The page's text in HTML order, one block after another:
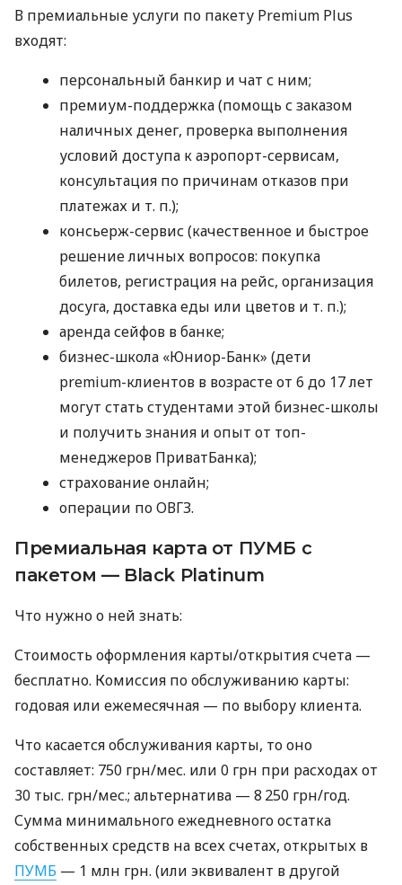
В премиальные услуги по пакету Premium Plus
входят:
персональный банкир и чат с ним;
премиум-поддержка (помощь с заказом
наличных денег, проверка выполнения
условий доступа к аэропорт-сервисам,
консультация по причинам отказов при
платежах и т. п.);
консьерж-сервис (качественное и быстрое
решение личных вопросов: покупка
билетов, регистрация на рейс, организация
досуга, доставка еды или цветов и т. п.);
аренда сейфов в банке;
бизнес-школа «Юниор-Банк» (дети
premium-клиентов в возрасте от 6 до 17 лет
могут стать студентами этой бизнес-школы
и получить знания и опыт от топ-
менеджеров ПриватБанка);
страхование онлайн;
операции по ОВГЗ.
Премиальная карта от ПУМБ с
пакетом — Black Platinum
Что нужно о ней знать:
Стоимость оформления карты/открытия счета —
бесплатно. Комиссия по обслуживанию карты:
годовая или ежемесячная — по выбору клиента.
Что касается обслуживания карты, то оно
составляет: 750 грн/мес. или 0 грн при расходах от
30 тыс. грн/мес.; альтернатива — 8 250 грн/год.
Сумма минимального ежедневного остатка
собственных средств на всех счетах, открытых в
ПУМБ — 1 млн грн. (или эквивалент в другой